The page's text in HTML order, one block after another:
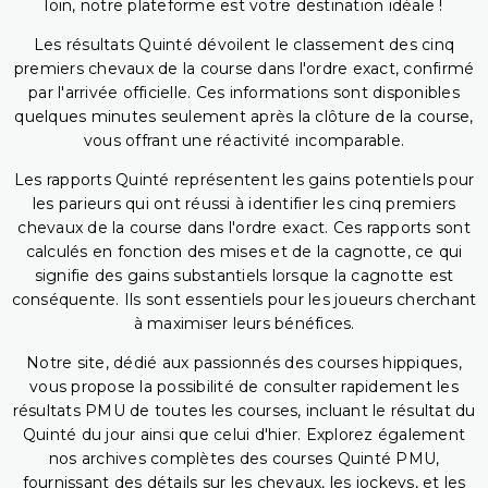
loin, notre plateforme est votre destination idéale !
Les résultats Quinté dévoilent le classement des cinq
premiers chevaux de la course dans l'ordre exact, confirmé
par l'arrivée officielle. Ces informations sont disponibles
quelques minutes seulement après la clôture de la course,
vous offrant une réactivité incomparable.
Les rapports Quinté représentent les gains potentiels pour
les parieurs qui ont réussi à identifier les cinq premiers
chevaux de la course dans l'ordre exact. Ces rapports sont
calculés en fonction des mises et de la cagnotte, ce qui
signifie des gains substantiels lorsque la cagnotte est
conséquente. Ils sont essentiels pour les joueurs cherchant
à maximiser leurs bénéfices.
Notre site, dédié aux passionnés des courses hippiques,
vous propose la possibilité de consulter rapidement les
résultats PMU de toutes les courses, incluant le résultat du
Quinté du jour ainsi que celui d'hier. Explorez également
nos archives complètes des courses Quinté PMU,
fournissant des détails sur les chevaux, les jockeys, et les